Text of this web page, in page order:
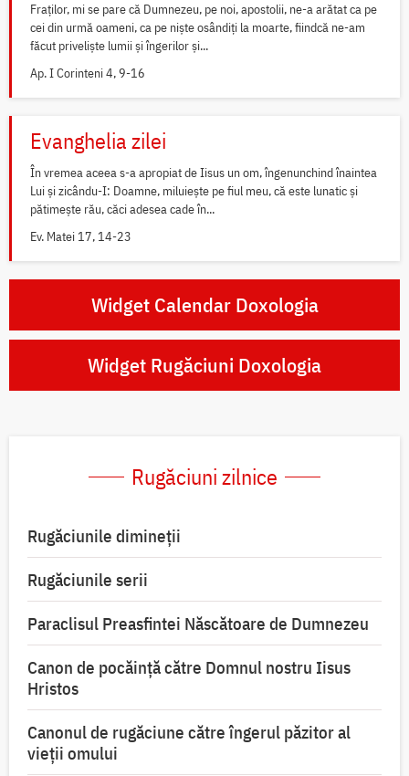
Fraților, mi se pare că Dumnezeu, pe noi, apostolii, ne-a arătat ca pe
cei din urmă oameni, ca pe niște osândiți la moarte, fiindcă ne-am
făcut priveliște lumii și îngerilor și...
Ap. I Corinteni 4, 9-16
Evanghelia zilei
În vremea aceea s-a apropiat de Iisus un om, îngenunchind înaintea
Lui și zicându-I: Doamne, miluiește pe fiul meu, că este lunatic și
pătimește rău, căci adesea cade în...
Ev. Matei 17, 14-23
Widget Calendar Doxologia
Widget Rugăciuni Doxologia
Rugăciuni zilnice
Rugăciunile dimineții
Rugăciunile serii
Paraclisul Preasfintei Născătoare de Dumnezeu
Canon de pocăință către Domnul nostru Iisus
Hristos
Canonul de rugăciune către îngerul păzitor al
vieții omului